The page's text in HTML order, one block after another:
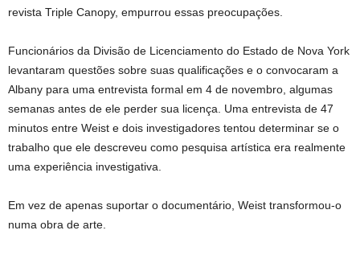
revista Triple Canopy, empurrou essas preocupações.
Funcionários da Divisão de Licenciamento do Estado de Nova York
levantaram questões sobre suas qualificações e o convocaram a
Albany para uma entrevista formal em 4 de novembro, algumas
semanas antes de ele perder sua licença. Uma entrevista de 47
minutos entre Weist e dois investigadores tentou determinar se o
trabalho que ele descreveu como pesquisa artística era realmente
uma experiência investigativa.
Em vez de apenas suportar o documentário, Weist transformou-o
numa obra de arte.